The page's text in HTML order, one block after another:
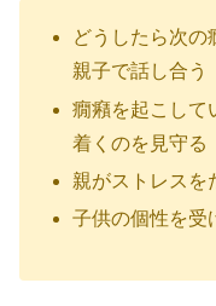
どうしたら次の
親子で話し合う
癇癪を起こして
着くのを見守る
親がストレスを
子供の個性を受